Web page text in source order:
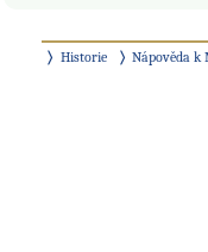
Historie Nápověda k